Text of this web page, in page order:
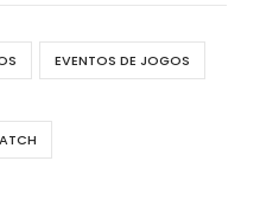
EVENTOS DE JOGOS